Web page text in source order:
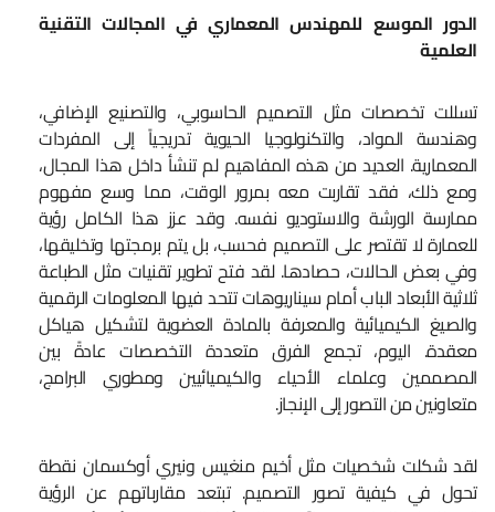
الدور الموسع للمهندس المعماري في المجالات التقنية
العلمية
تسللت تخصصات مثل التصميم الحاسوبي، والتصنيع الإضافي،
وهندسة المواد، والتكنولوجيا الحيوية تدريجياً إلى المفردات
المعمارية. العديد من هذه المفاهيم لم تنشأ داخل هذا المجال،
ومع ذلك، فقد تقاربت معه بمرور الوقت، مما وسع مفهوم
ممارسة الورشة والاستوديو نفسه. وقد عزز هذا الكامل رؤية
للعمارة لا تقتصر على التصميم فحسب، بل يتم برمجتها وتخليقها،
وفي بعض الحالات، حصادها. لقد فتح تطوير تقنيات مثل الطباعة
ثلاثية الأبعاد الباب أمام سيناريوهات تتحد فيها المعلومات الرقمية
والصيغ الكيميائية والمعرفة بالمادة العضوية لتشكيل هياكل
معقدة. اليوم، تجمع الفرق متعددة التخصصات عادةً بين
المصممين وعلماء الأحياء والكيميائيين ومطوري البرامج،
متعاونين من التصور إلى الإنجاز.
لقد شكلت شخصيات مثل أخيم منغيس ونيري أوكسمان نقطة
تحول في كيفية تصور التصميم. تبتعد مقارباتهم عن الرؤية